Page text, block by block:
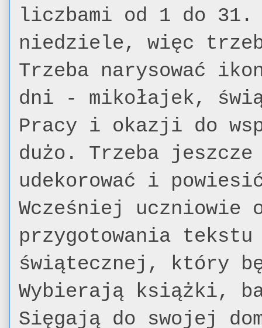
liczbami od 1 do
niedziele, więc
Trzeba narysować
dni - mikołajek,
Pracy i okazji do
dużo. Trzeba
udekorować i
Wcześniej uczniowie
przygotowania tekstu
świątecznej, który
Wybierają książki,
Sięgają do swojej